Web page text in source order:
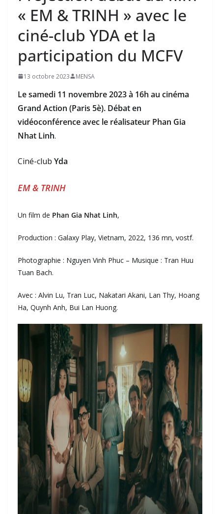
« EM & TRINH » avec le
ciné-club YDA et la
participation du MCFV
13 octobre 2023 MENSA
Le samedi 11 novembre 2023 à 16h au cinéma
Grand Action (Paris 5è). Débat en
vidéoconférence avec le réalisateur Phan Gia
Nhat Linh.
Ciné-club Yda
EM & TRINH
Un film de Phan Gia Nhat Linh,
Production : Galaxy Play, Vietnam, 2022, 136 mn, vostf.
Photographie : Nguyen Vinh Phuc – Musique : Tran Huu
Tuan Bach.
Avec : Alvin Lu, Tran Luc, Nakatari Akani, Lan Thy, Hoang
Ha, Quynh Anh, Bui Lan Huong.